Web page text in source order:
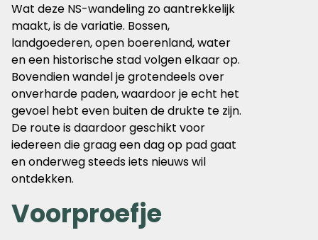
Wat deze NS-wandeling zo aantrekkelijk
maakt, is de variatie. Bossen,
landgoederen, open boerenland, water
en een historische stad volgen elkaar op.
Bovendien wandel je grotendeels over
onverharde paden, waardoor je echt het
gevoel hebt even buiten de drukte te zijn.
De route is daardoor geschikt voor
iedereen die graag een dag op pad gaat
en onderweg steeds iets nieuws wil
ontdekken.
Voorproefje